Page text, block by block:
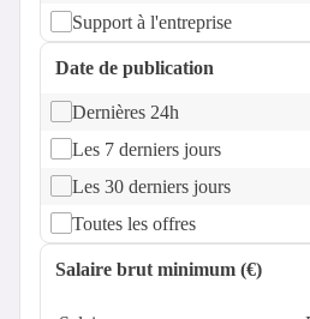
Support à l'entreprise
Date de publication
Dernières 24h
Les 7 derniers jours
Les 30 derniers jours
Toutes les offres
Salaire brut minimum (€)